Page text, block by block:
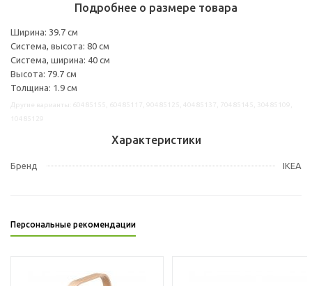
Подробнее о размере товара
Ширина: 39.7 см
Система, высота: 80 см
Система, ширина: 40 см
Высота: 79.7 см
Толщина: 1.9 см
Характеристики
Бренд IKEA
Персональные рекомендации